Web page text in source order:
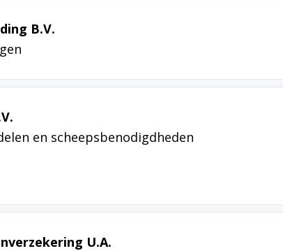
B.V.
en scheepsbenodigdheden
U.A.